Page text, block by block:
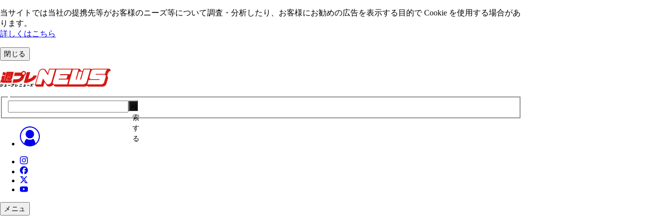
当サイトでは当社の提携先等がお客様のニーズ等について調査・分析したり、お客様にお勧めの広告を表⽰する⽬的で Cookie を使⽤する場合があ
ります。
詳しくはこちら
閉じる
索
す
る
メニュ